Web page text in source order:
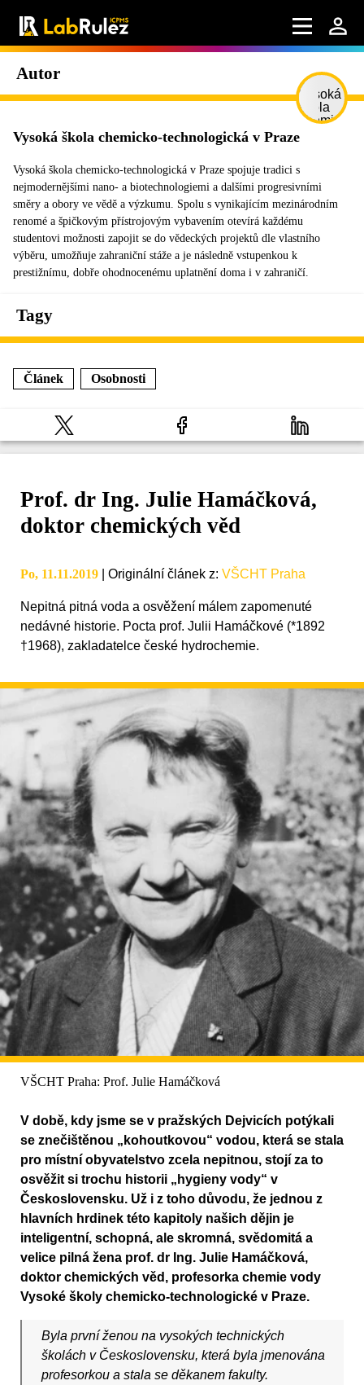
Autor
Vysoká škola chemicko-technologická v Praze
Vysoká škola chemicko-technologická v Praze spojuje tradici s
nejmodernějšími nano- a biotechnologiemi a dalšími progresivními
směry a obory ve vědě a výzkumu. Spolu s vynikajícím mezinárodním
renomé a špičkovým přístrojovým vybavením otevírá každému
studentovi možnosti zapojit se do vědeckých projektů dle vlastního
výběru, umožňuje zahraniční stáže a je následně vstupenkou k
prestižnímu, dobře ohodnocenému uplatnění doma i v zahraničí.
Tagy
Článek Osobnosti
Prof. dr Ing. Julie Hamáčková,
doktor chemických věd
Po, 11.11.2019 Originální článek z: VŠCHT Praha
Nepitná pitná voda a osvěžení málem zapomenuté
nedávné historie. Pocta prof. Julii Hamáčkové (*1892
†1968), zakladatelce české hydrochemie.
VŠCHT Praha: Prof. Julie Hamáčková
V době, kdy jsme se v pražských Dejvicích potýkali
se znečištěnou „kohoutkovou“ vodou, která se stala
pro místní obyvatelstvo zcela nepitnou, stojí za to
osvěžit si trochu historii „hygieny vody“ v
Československu. Už i z toho důvodu, že jednou z
hlavních hrdinek této kapitoly našich dějin je
inteligentní, schopná, ale skromná, svědomitá a
velice pilná žena prof. dr Ing. Julie Hamáčková,
doktor chemických věd, profesorka chemie vody
Vysoké školy chemicko-technologické v Praze.
Byla první ženou na vysokých technických
školách v Československu, která byla jmenována
profesorkou a stala se děkanem fakulty.